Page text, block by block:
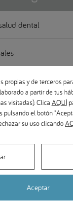
dental
propias y de terceros
a partir de tus
visitadas). Clica AQUÍ
pulsando el botón
su uso clicando
Aceptar